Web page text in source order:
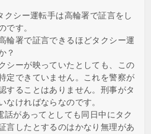
シー運転手は高輪署で証言をし
です。
輪署で証言できるほどタクシー運
？
シーが映っていたとしても、この
定できていません。これを警察が
することはありません。刑事がタ
なければならなのです。
話があってとしても同日中にタク
言したとするのはかなり無理があ